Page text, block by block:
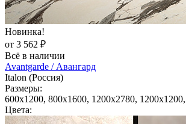
Новинка!
от 3 562 ₽
Всё в наличии
Avantgarde / Авангард
Italon (Россия)
Размеры:
600x1200, 800x1600, 1200x2780,
Цвета: